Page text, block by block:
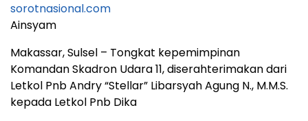
sorotnasional.com
Ainsyam
Makassar, Sulsel – Tongkat kepemimpinan
Komandan Skadron Udara 11, diserahterimakan dari
Letkol Pnb Andry “Stellar” Libarsyah Agung N., M.M.S.
kepada Letkol Pnb Dika